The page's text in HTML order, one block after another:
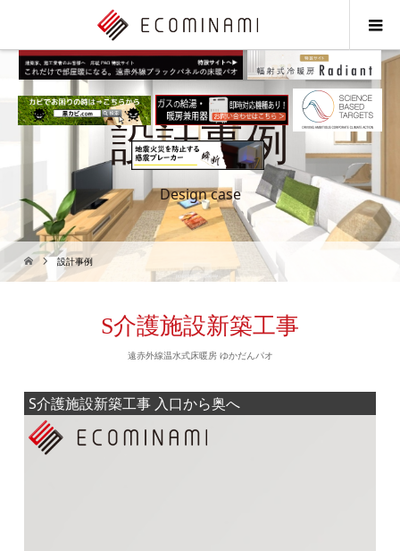
設計事例
Design case
設計事例
S介護施設新築工事
遠赤外線温水式床暖房 ゆかだんパオ
S介護施設新築工事 入口から奥へ